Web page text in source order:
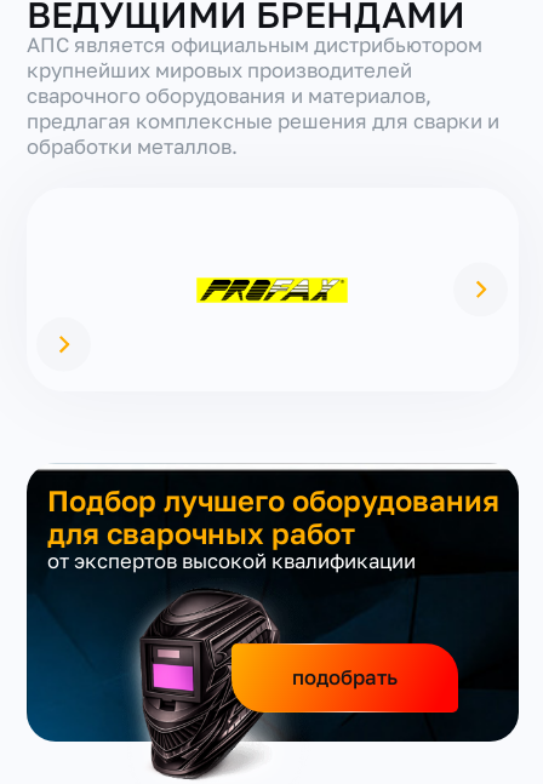
ВЕДУЩИМИ БРЕНДАМИ
АПС является официальным дистрибьютором
крупнейших мировых производителей
сварочного оборудования и материалов,
предлагая комплексные решения для сварки и
обработки металлов.
Подбор лучшего оборудования
для сварочных работ
от экспертов высокой квалификации
подобрать